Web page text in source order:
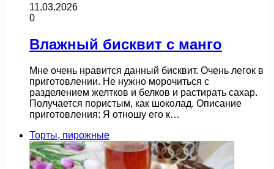
11.03.2026
0
Влажный бисквит с манго
Мне очень нравится данный бисквит. Очень легок в
приготовлении. Не нужно морочиться с
разделением желтков и белков и растирать сахар.
Получается пористым, как шоколад. Описание
приготовления: Я отношу его к…
Торты, пирожные